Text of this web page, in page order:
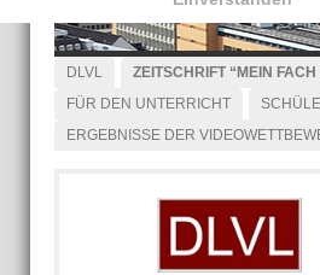
DLVL ZEITSCHRIFT “MEIN
FÜR DEN UNTERRICHT
ERGEBNISSE DER